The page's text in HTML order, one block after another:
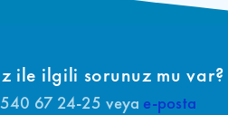
ile ilgili sorunuz mu var?
540 67 24-25 veya e-posta